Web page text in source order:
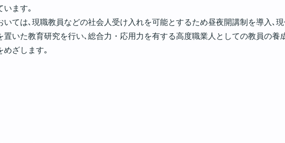
います｡
いては､現職教員などの社会人受け入れを可能とするため昼夜開講制を導入､
置いた教育研究を行い､総合力・応用力を有する高度職業人としての教員の養
めざします｡